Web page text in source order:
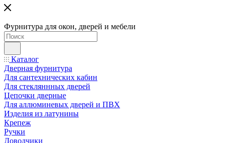
Фурнитура для окон, дверей и мебели
Каталог
Дверная фурнитура
Для сантехнических кабин
Для стекляннных дверей
Цепочки дверные
Для аллюминевых дверей и ПВХ
Изделия из латунины
Крепеж
Ручки
Доводчики